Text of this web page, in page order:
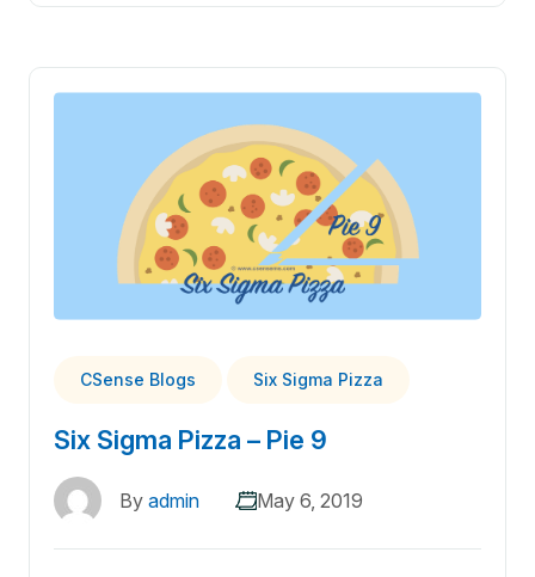
CSense Blogs Six Sigma Pizza
Six Sigma Pizza – Pie 9
By admin May 6, 2019